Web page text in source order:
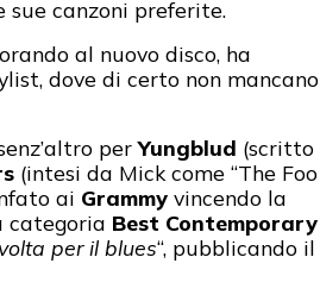
canzoni preferite.
al nuovo disco, ha
dove di certo non mancano
perYungblud (scritto
(intesi da Mick come “The Foo
ai Grammy vincendo la
categoria Best Contemporary
per il blues“, pubblicando il